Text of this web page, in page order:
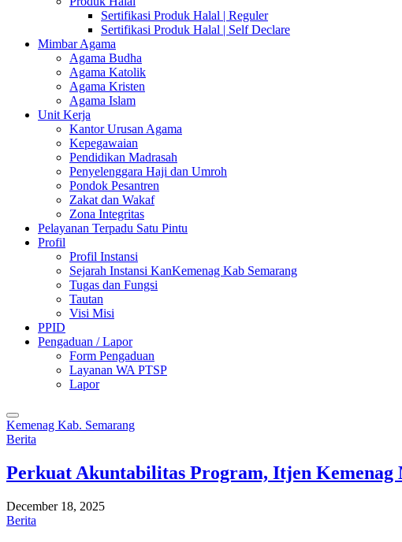
Sertifikasi Produk Halal | Reguler
Sertifikasi Produk Halal | Self Declare
Mimbar Agama
Agama Budha
Agama Katolik
Agama Kristen
Agama Islam
Unit Kerja
Kantor Urusan Agama
Kepegawaian
Pendidikan Madrasah
Penyelenggara Haji dan Umroh
Pondok Pesantren
Zakat dan Wakaf
Zona Integritas
Pelayanan Terpadu Satu Pintu
Profil
Profil Instansi
Sejarah Instansi KanKemenag Kab Semarang
Tugas dan Fungsi
Tautan
Visi Misi
PPID
Pengaduan / Lapor
Form Pengaduan
Layanan WA PTSP
Lapor
Kemenag Kab. Semarang
Berita
Perkuat Akuntabilitas Program, Itjen Kemenag
December 18, 2025
Berita